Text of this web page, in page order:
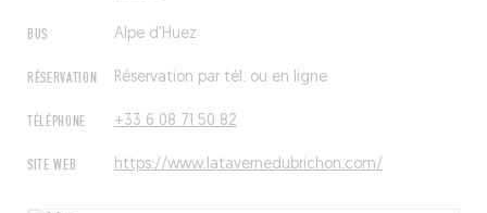
BUS Alpe d'Huez
RÉSERVATION Réservation par tél. ou en ligne
TÉLÉPHONE +33 6 08 71 50 82
SITE WEB https://www.latavernedubrichon.com/